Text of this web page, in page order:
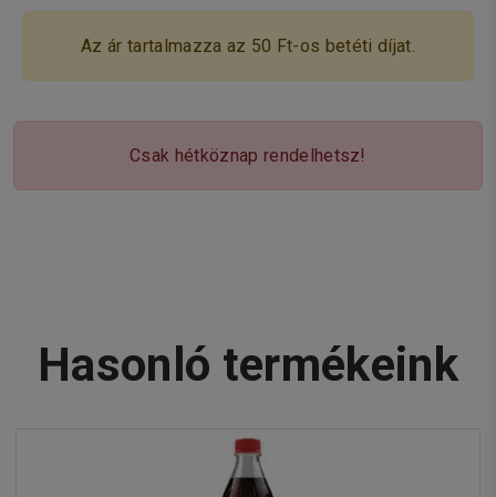
Az ár tartalmazza az 50 Ft-os betéti díjat.
Csak hétköznap rendelhetsz!
Hasonló termékeink